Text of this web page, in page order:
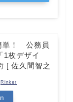
単！ 公務員
1枚デザイ
[ 佐久間智之
Rinker